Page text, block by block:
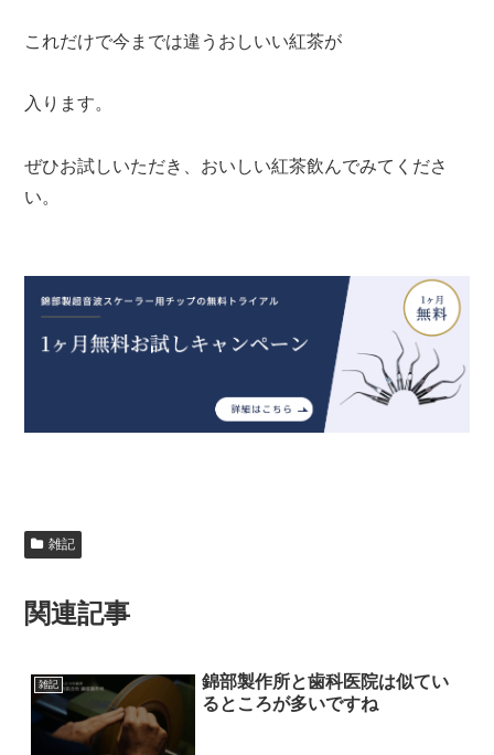
これだけで今までは違うおしいい紅茶が
入ります。
ぜひお試しいただき、おいしい紅茶飲んでみてくださ
い。
雑記
関連記事
雑記
錦部製作所と歯科医院は似てい
るところが多いですね